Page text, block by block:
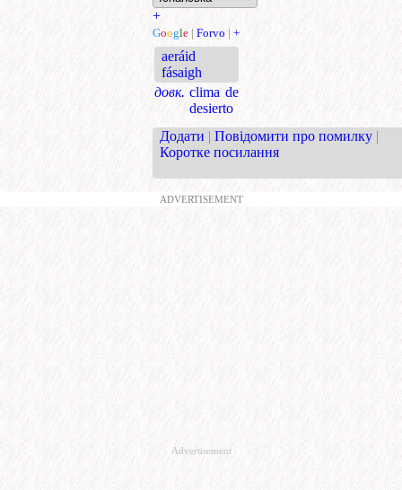
+
Google | Forvo | +
aeráid
fásaigh
довк. clima de
desierto
Додати | Повідомити про помилку |
Коротке посилання
ADVERTISEMENT
Advertisement